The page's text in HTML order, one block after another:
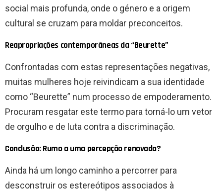
social mais profunda, onde o género e a origem
cultural se cruzam para moldar preconceitos.
Reapropriações contemporâneas da “Beurette”
Confrontadas com estas representações negativas,
muitas mulheres hoje reivindicam a sua identidade
como “Beurette” num processo de empoderamento.
Procuram resgatar este termo para torná-lo um vetor
de orgulho e de luta contra a discriminação.
Conclusão: Rumo a uma percepção renovada?
Ainda há um longo caminho a percorrer para
desconstruir os estereótipos associados à